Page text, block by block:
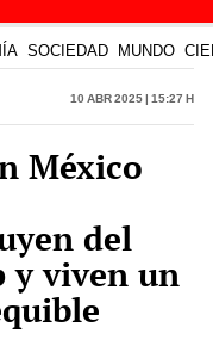
SOCIEDAD MUNDO
10 Abr 2025 | 15:27 h
México
del
y viven un